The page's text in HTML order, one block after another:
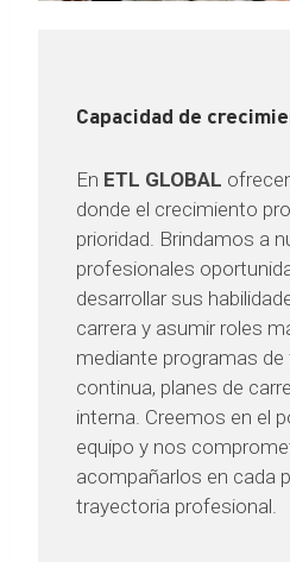
Capacidad de
En ETL GLOBAL
donde el crecimiento
prioridad. Brindamos a
profesionales
desarrollar sus
carrera y asumir roles
mediante programas
continua, planes de
interna. Creemos en el
equipo y nos
acompañarlos en cada
trayectoria profesional.